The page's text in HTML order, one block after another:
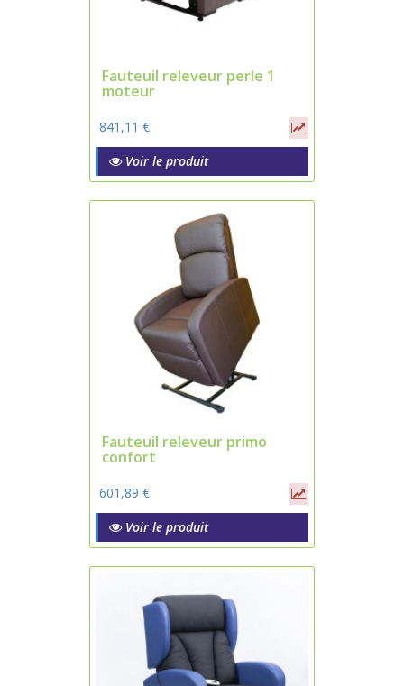
Fauteuil releveur perle 1
moteur
841,11 €
Voir le produit
Fauteuil releveur primo
confort
601,89 €
Voir le produit